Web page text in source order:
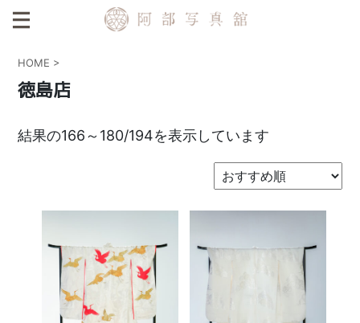
HOME >
徳島店
結果の166～180/194を表示しています